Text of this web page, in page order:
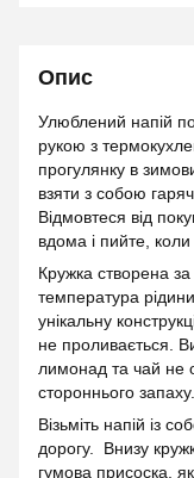
Опис
Улюблений напій
рукою з
прогулянку в
взяти з собою
Відмовтеся від
вдома і пийте, коли
Кружка створена
температура
унікальну
не проливається.
лимонад та чай не
стороннього запаху.
Візьміть напій із
дорогу. Внизу
гумова присоска,